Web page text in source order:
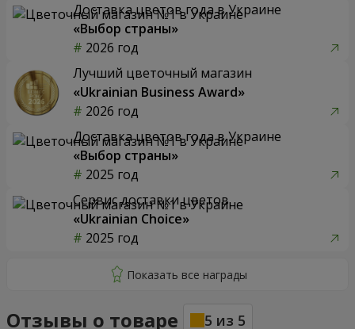
Доставка цветов года в Украине
«Выбор страны»
2026 год
Лучший цветочный магазин
«Ukrainian Business Award»
2026 год
Доставка цветов года в Украине
«Выбор страны»
2025 год
Сервис доставки цветов
«Ukrainian Choice»
2025 год
Отзывы о товаре 5 из 5